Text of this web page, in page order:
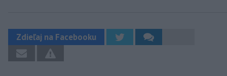
Zdieľaj na Facebooku